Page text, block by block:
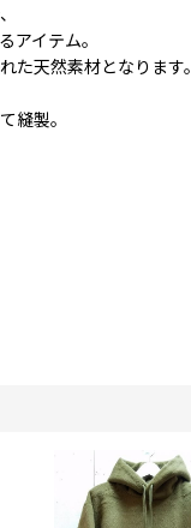
イテム。
天然素材となります。
縫製。